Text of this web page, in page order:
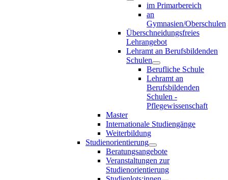
im Primarbereich
an
Gymnasien/Oberschulen
Überschneidungsfreies
Lehrangebot
Lehramt an Berufsbildenden
Schulen
Berufliche Schule
Lehramt an
Berufsbildenden
Schulen -
Pflegewissenschaft
Master
Internationale Studiengänge
Weiterbildung
Studienorientierung
Beratungsangebote
Veranstaltungen zur
Studienorientierung